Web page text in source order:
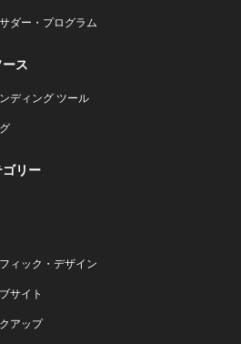
ダー・プログラム
ース
ディング ツール
ゴリー
ィック・デザイン
サイト
アップ